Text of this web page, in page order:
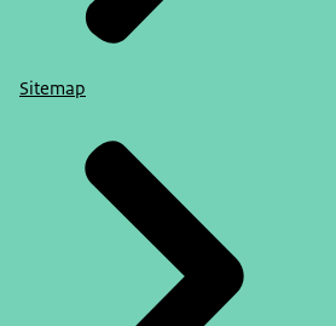
Sitemap